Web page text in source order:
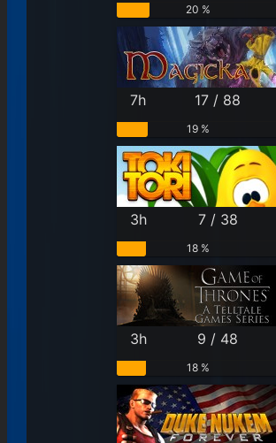
20 %
7h 17 / 88
19 %
3h 7 / 38
18 %
3h 9 / 48
18 %